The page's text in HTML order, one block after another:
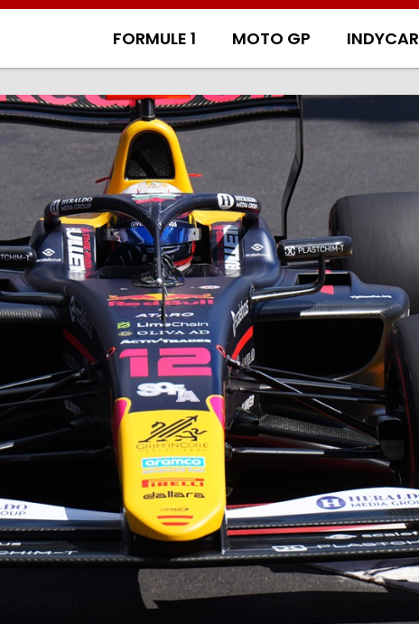
FORMULE 1 MOTO GP INDYCAR